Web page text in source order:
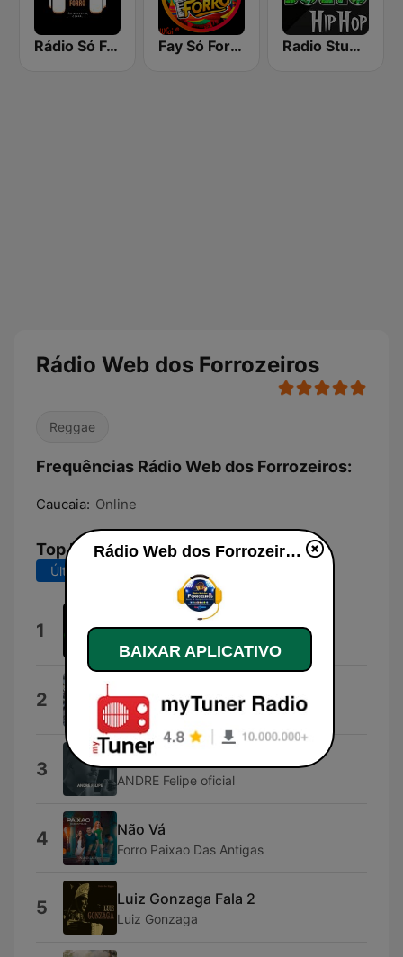
Rádio Só Forró Fay Só Forró Radio Studio Souto - Hip Hop
Rádio Web dos Forrozeiros
Reggae
Frequências Rádio Web dos Forrozeiros:
Caucaia: Online
Top Músicas
Últimos 7 dias Últimos 30 dias
1
2 Mr.Dan
3 Princesa
ANDRE Felipe oficial
4 Não Vá
Forro Paixao Das Antigas
5 Luiz Gonzaga Fala 2
Luiz Gonzaga
Rádio Web dos Forrozeiros ao vivo
BAIXAR APLICATIVO